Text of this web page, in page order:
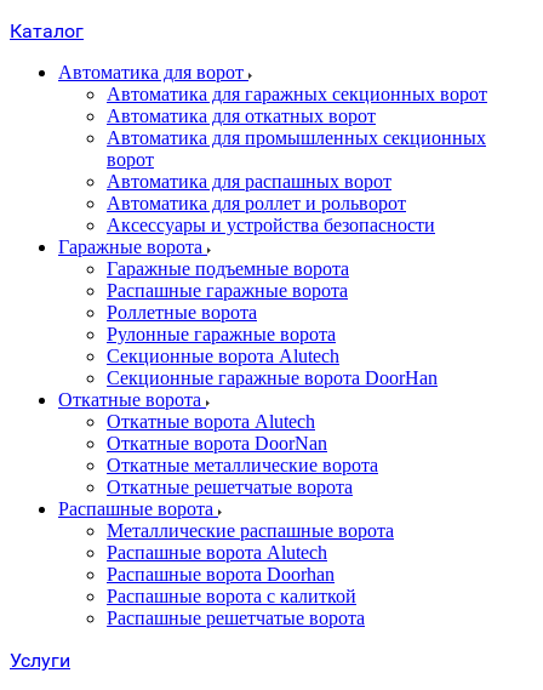
Каталог
Автоматика для ворот
Автоматика для гаражных секционных ворот
Автоматика для откатных ворот
Автоматика для промышленных секционных
ворот
Автоматика для распашных ворот
Автоматика для роллет и рольворот
Аксессуары и устройства безопасности
Гаражные ворота
Гаражные подъемные ворота
Распашные гаражные ворота
Роллетные ворота
Рулонные гаражные ворота
Секционные ворота Alutech
Секционные гаражные ворота DoorHan
Откатные ворота
Откатные ворота Alutech
Откатные ворота DoorNan
Откатные металлические ворота
Откатные решетчатые ворота
Распашные ворота
Металлические распашные ворота
Распашные ворота Alutech
Распашные ворота Doorhan
Распашные ворота с калиткой
Распашные решетчатые ворота
Услуги